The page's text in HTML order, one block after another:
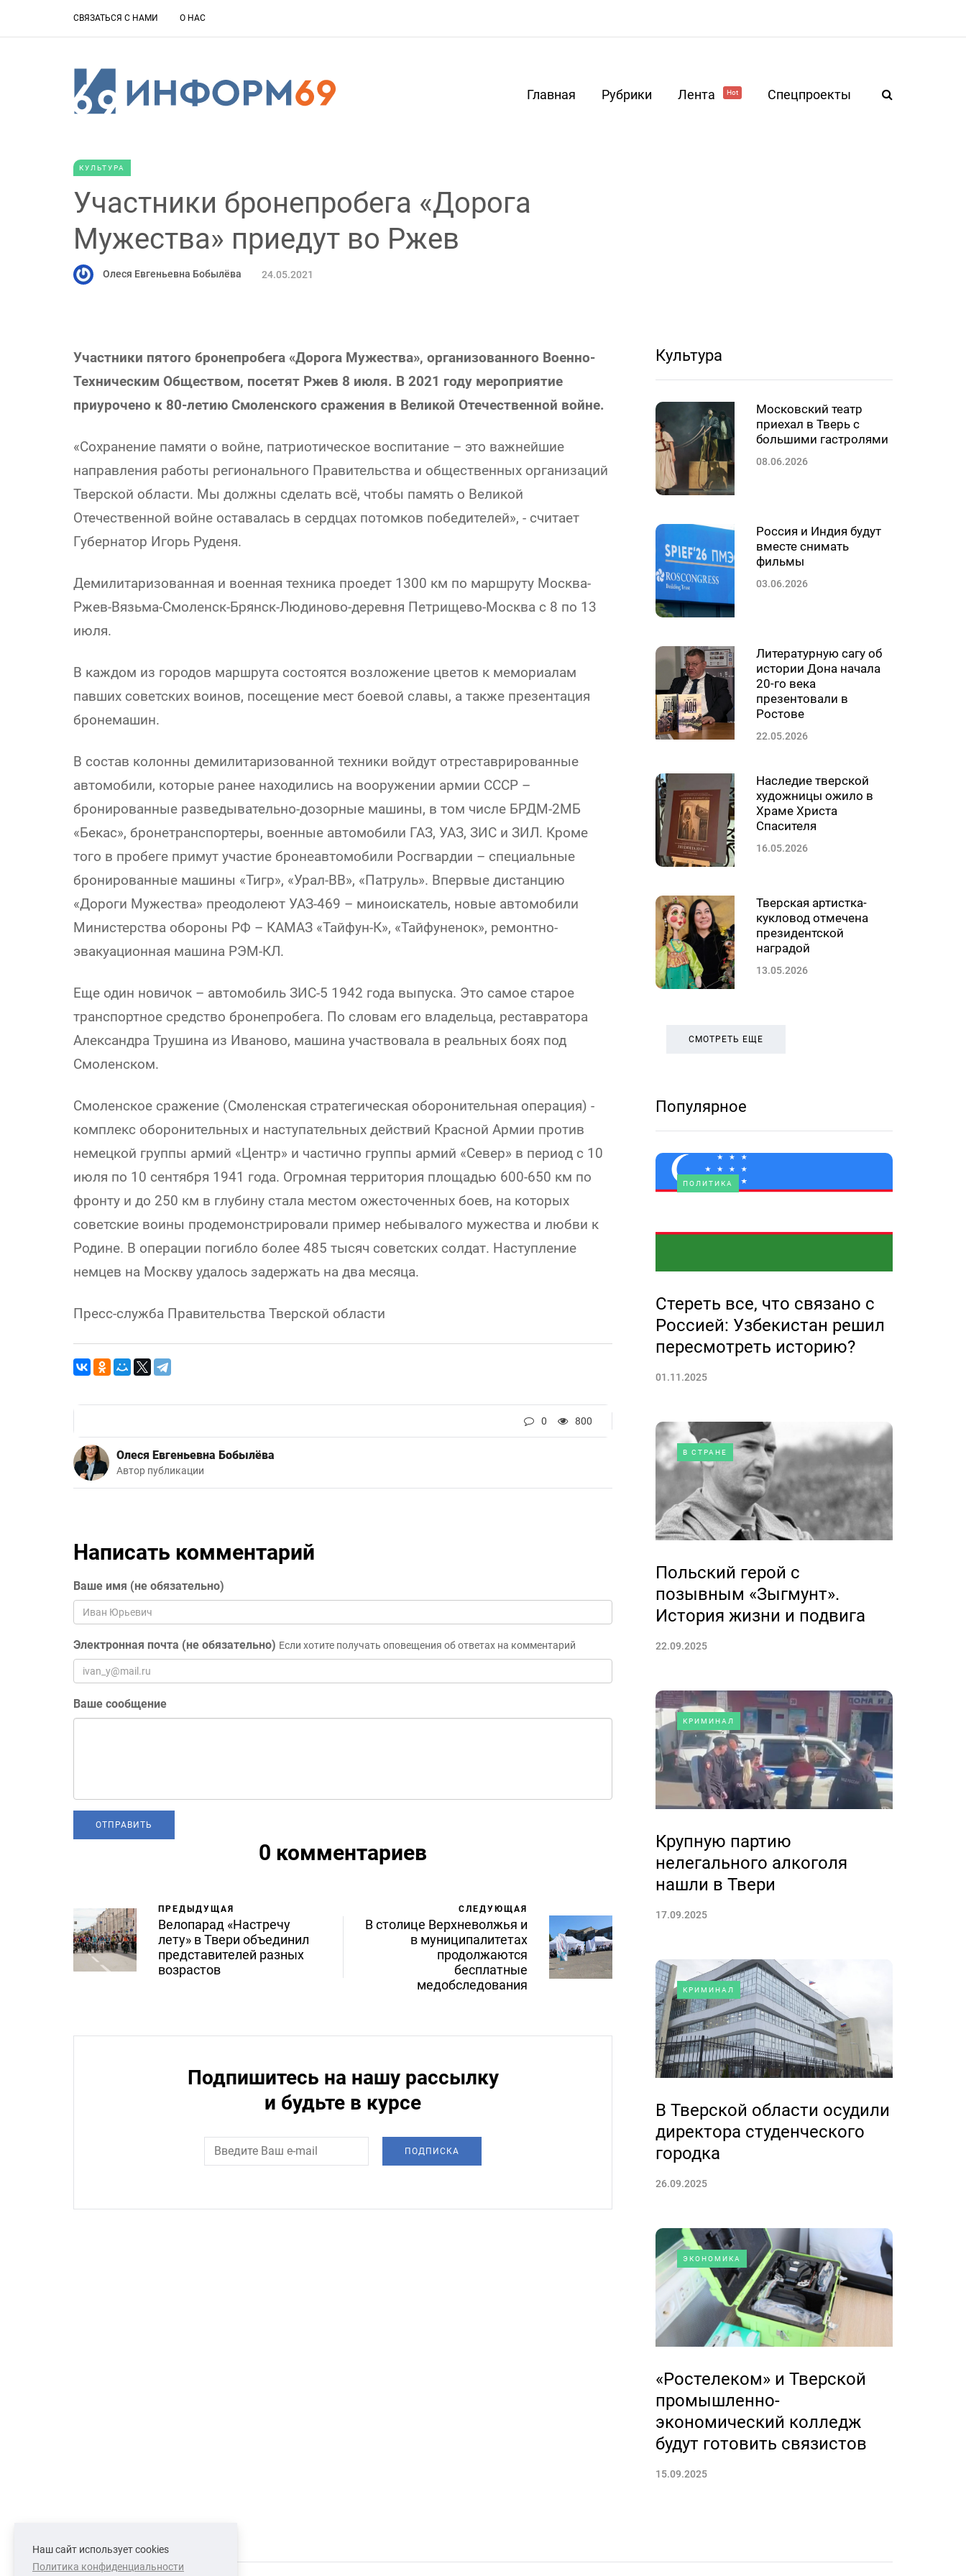
СВЯЗАТЬСЯ С НАМИ О НАС
Главная Рубрики Лента Hot Спецпроекты
КУЛЬТУРА
Участники бронепробега «Дорога
Мужества» приедут во Ржев
Олеся Евгеньевна Бобылёва 24.05.2021
Участники пятого бронепробега «Дорога Мужества», организованного Военно-
Техническим Обществом, посетят Ржев 8 июля. В 2021 году мероприятие
приурочено к 80-летию Смоленского сражения в Великой Отечественной войне.
«Сохранение памяти о войне, патриотическое воспитание – это важнейшие
направления работы регионального Правительства и общественных организаций
Тверской области. Мы должны сделать всё, чтобы память о Великой
Отечественной войне оставалась в сердцах потомков победителей», - считает
Губернатор Игорь Руденя.
Демилитаризованная и военная техника проедет 1300 км по маршруту Москва-
Ржев-Вязьма-Смоленск-Брянск-Людиново-деревня Петрищево-Москва с 8 по 13
июля.
В каждом из городов маршрута состоятся возложение цветов к мемориалам
павших советских воинов, посещение мест боевой славы, а также презентация
бронемашин.
В состав колонны демилитаризованной техники войдут отреставрированные
автомобили, которые ранее находились на вооружении армии СССР –
бронированные разведывательно-дозорные машины, в том числе БРДМ-2МБ
«Бекас», бронетранспортеры, военные автомобили ГАЗ, УАЗ, ЗИС и ЗИЛ. Кроме
того в пробеге примут участие бронеавтомобили Росгвардии – специальные
бронированные машины «Тигр», «Урал-ВВ», «Патруль». Впервые дистанцию
«Дороги Мужества» преодолеют УАЗ-469 – миноискатель, новые автомобили
Министерства обороны РФ – КАМАЗ «Тайфун-К», «Тайфуненок», ремонтно-
эвакуационная машина РЭМ-КЛ.
Еще один новичок – автомобиль ЗИС-5 1942 года выпуска. Это самое старое
транспортное средство бронепробега. По словам его владельца, реставратора
Александра Трушина из Иваново, машина участвовала в реальных боях под
Смоленском.
Смоленское сражение (Смоленская стратегическая оборонительная операция) -
комплекс оборонительных и наступательных действий Красной Армии против
немецкой группы армий «Центр» и частично группы армий «Север» в период с 10
июля по 10 сентября 1941 года. Огромная территория площадью 600-650 км по
фронту и до 250 км в глубину стала местом ожесточенных боев, на которых
советские воины продемонстрировали пример небывалого мужества и любви к
Родине. В операции погибло более 485 тысяч советских солдат. Наступление
немцев на Москву удалось задержать на два месяца.
Пресс-служба Правительства Тверской области
0 800
Олеся Евгеньевна Бобылёва
Автор публикации
Написать комментарий
Ваше имя (не обязательно)
Электронная почта (не обязательно) Если хотите получать оповещения об ответах на комментарий
Ваше сообщение
0 комментариев
ПРЕДЫДУЩАЯ
Велопарад «Настречу
лету» в Твери объединил
представителей разных
возрастов
СЛЕДУЮЩАЯ
В столице Верхневолжья и
в муниципалитетах
продолжаются
бесплатные
медобследования
Подпишитесь на нашу рассылку
и будьте в курсе
ПОДПИСКА
Культура
Московский театр
приехал в Тверь с
большими гастролями
08.06.2026
Россия и Индия будут
вместе снимать
фильмы
03.06.2026
Литературную сагу об
истории Дона начала
20-го века
презентовали в
Ростове
22.05.2026
Наследие тверской
художницы ожило в
Храме Христа
Спасителя
16.05.2026
Тверская артистка-
кукловод отмечена
президентской
наградой
13.05.2026
СМОТРЕТЬ ЕЩЕ
Популярное
ПОЛИТИКА
Стереть все, что связано с
Россией: Узбекистан решил
пересмотреть историю?
01.11.2025
В СТРАНЕ
Польский герой с
позывным «Зыгмунт».
История жизни и подвига
22.09.2025
КРИМИНАЛ
Крупную партию
нелегального алкоголя
нашли в Твери
17.09.2025
КРИМИНАЛ
В Тверской области осудили
директора студенческого
городка
26.09.2025
ЭКОНОМИКА
«Ростелеком» и Тверской
промышленно-
экономический колледж
будут готовить связистов
15.09.2025
Наш сайт использует cookies
Политика конфиденциальности